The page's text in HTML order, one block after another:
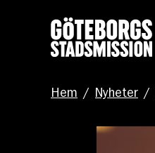
Hem / Nyheter /